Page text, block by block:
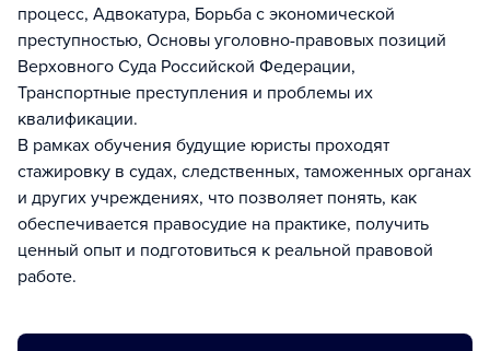
процесс, Адвокатура, Борьба с экономической
преступностью, Основы уголовно-правовых позиций
Верховного Суда Российской Федерации,
Транспортные преступления и проблемы их
квалификации.
В рамках обучения будущие юристы проходят
стажировку в судах, следственных, таможенных органах
и других учреждениях, что позволяет понять, как
обеспечивается правосудие на практике, получить
ценный опыт и подготовиться к реальной правовой
работе.